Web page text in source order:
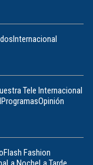
Internacional
Tele Internacional
ProgramasOpinión
Flash Fashion